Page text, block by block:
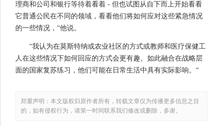
理商和公司和银行等待着看着 - 但也试图从自下而上开始看看
它普通公民在不同的领域，看看他们将如何应对这些紧急情况
的一些情况，“他说。
“我认为在莫斯特纳或农业社区的方式或教师和医疗保健工
人在这些情况下如何回应的方式会更有趣。如此融合在战略层
面的国家复苏练习，他们可能在日常生活中具有实际影响。“
郑重声明：本文版权归原作者所有，转载文章仅为传播更多信息之目
的，如有侵权行为，请第一时间联系我们修改或删除，多谢。